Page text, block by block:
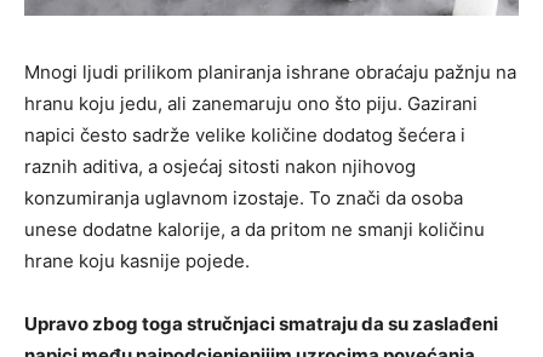
Mnogi ljudi prilikom planiranja ishrane obraćaju pažnju na
hranu koju jedu, ali zanemaruju ono što piju. Gazirani
napici često sadrže velike količine dodatog šećera i
raznih aditiva, a osjećaj sitosti nakon njihovog
konzumiranja uglavnom izostaje. To znači da osoba
unese dodatne kalorije, a da pritom ne smanji količinu
hrane koju kasnije pojede.
Upravo zbog toga stručnjaci smatraju da su zaslađeni